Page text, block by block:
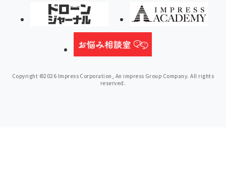
Copyright ©2026 Impress Corporation, An impress Group Company. All rights
reserved.